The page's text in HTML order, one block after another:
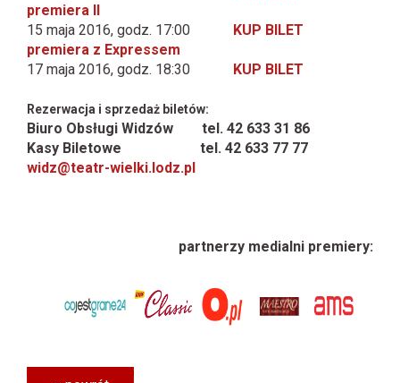
premiera II
15 maja 2016, godz. 17:00 KUP BILET
premiera z Expressem
17 maja 2016, godz. 18:30 KUP BILET
Rezerwacja i sprzedaż biletów:
Biuro Obsługi Widzów tel. 42 633 31 86
Kasy Biletowe tel. 42 633 77 77
widz@teatr-wielki.lodz.pl
partnerzy medialni premiery: